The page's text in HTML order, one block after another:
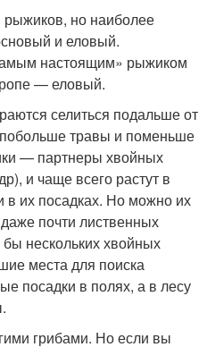
но наиболее
и еловый.
настоящим» рыжиком
— еловый.
селиться подальше от
побольше травы и поменьше
— партнеры хвойных
и чаще всего растут в
в их посадках. Но можно их
почти лиственных
нескольких хвойных
места для поиска
посадки в полях, а в лесу
грибами. Но если вы